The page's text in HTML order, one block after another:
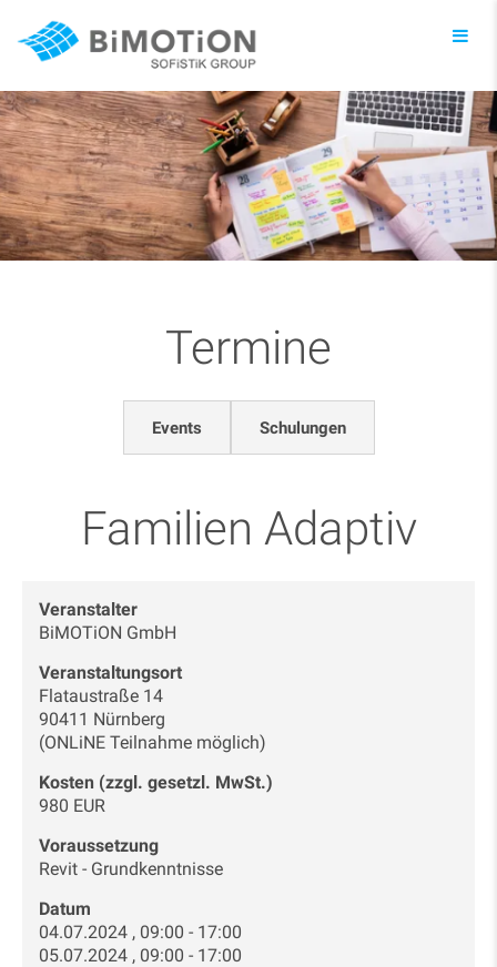
Termine
Events Schulungen
Familien Adaptiv
Veranstalter
BiMOTiON GmbH
Veranstaltungsort
Flataustraße 14
90411 Nürnberg
(ONLiNE Teilnahme möglich)
Kosten (zzgl. gesetzl. MwSt.)
980 EUR
Voraussetzung
Revit - Grundkenntnisse
Datum
04.07.2024 , 09:00 - 17:00
05.07.2024 , 09:00 - 17:00